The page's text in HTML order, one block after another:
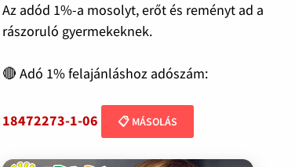
Az adód 1%-a mosolyt, erőt és reményt ad a
rászoruló gyermekeknek.
🔴 Adó 1% felajánláshoz adószám:
18472273-1-06 📋 MÁSOLÁS